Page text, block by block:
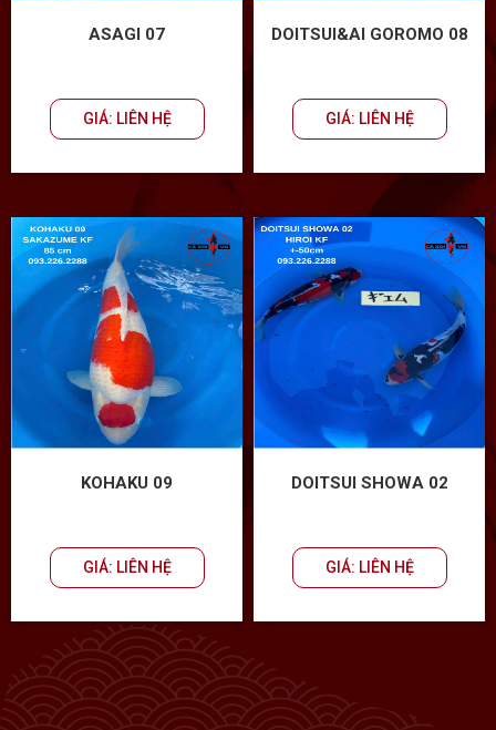
ASAGI 07
GIÁ: LIÊN HỆ
DOITSUI&AI GOROMO 08
GIÁ: LIÊN HỆ
KOHAKU 09
GIÁ: LIÊN HỆ
DOITSUI SHOWA 02
GIÁ: LIÊN HỆ